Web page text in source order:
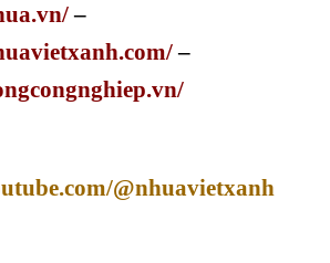
–
–
@nhuavietxanh